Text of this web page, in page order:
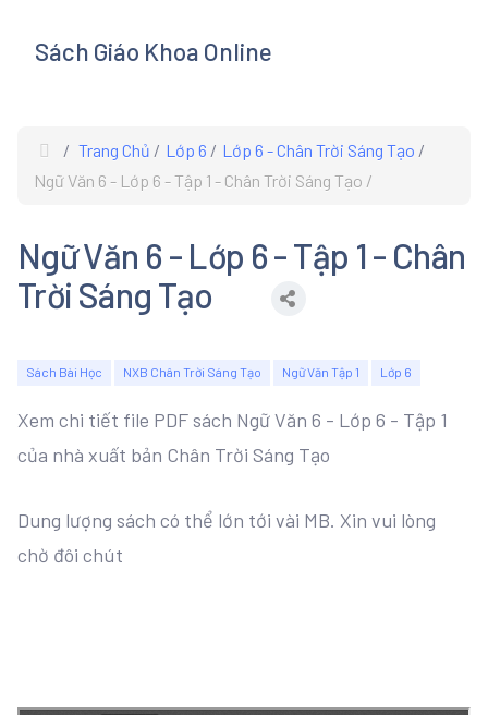
Sách Giáo Khoa Online
Trang Chủ Lớp 6
Lớp 6 - Chân Trời Sáng Tạo
Ngữ Văn 6 - Lớp 6 - Tập 1 - Chân Trời Sáng Tạo
Ngữ Văn 6 - Lớp 6 - Tập 1 - Chân
Trời Sáng Tạo
Sách Bài Học NXB Chân Trời Sáng Tạo Ngữ Văn Tập 1 Lớp 6
Xem chi tiết file PDF sách Ngữ Văn 6 - Lớp 6 - Tập 1
của nhà xuất bản Chân Trời Sáng Tạo
Dung lượng sách có thể lớn tới vài MB. Xin vui lòng
chờ đôi chút